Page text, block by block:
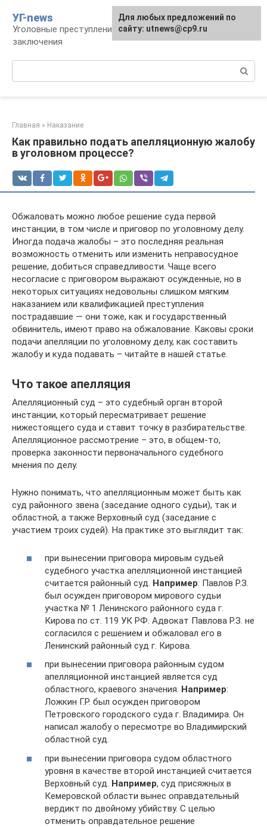
контенту
УГ-news
Уголовные преступления, наказания, места
заключения
Главная » Наказание
Как правильно подать апелляционную жалобу
в уголовном процессе?
Обжаловать можно любое решение суда первой
инстанции, в том числе и приговор по уголовному делу.
Иногда подача жалобы – это последняя реальная
возможность отменить или изменить неправосудное
решение, добиться справедливости. Чаще всего
несогласие с приговором выражают осужденные, но в
некоторых ситуациях недовольны слишком мягким
наказанием или квалификацией преступления
пострадавшие — они тоже, как и государственный
обвинитель, имеют право на обжалование. Каковы сроки
подачи апелляции по уголовному делу, как составить
жалобу и куда подавать – читайте в нашей статье.
Что такое апелляция
Апелляционный суд – это судебный орган второй
инстанции, который пересматривает решение
нижестоящего суда и ставит точку в разбирательстве.
Апелляционное рассмотрение – это, в общем-то,
проверка законности первоначального судебного
мнения по делу.
Нужно понимать, что апелляционным может быть как
суд районного звена (заседание одного судьи), так и
областной, а также Верховный суд (заседание с
участием троих судей). На практике это выглядит так:
при вынесении приговора мировым судьей
судебного участка апелляционной инстанцией
считается районный суд. Например: Павлов Р.З.
был осужден приговором мирового судьи
участка № 1 Ленинского районного суда г.
Кирова по ст. 119 УК РФ. Адвокат Павлова Р.З. не
согласился с решением и обжаловал его в
Ленинский районный суд г. Кирова.
при вынесении приговора районным судом
апелляционной инстанцией является суд
областного, краевого значения. Например:
Ложкин Г.Р. был осужден приговором
Петровского городского суда г. Владимира. Он
написал жалобу о пересмотре во Владимирский
областной суд.
при вынесении приговора судом областного
уровня в качестве второй инстанцией считается
Верховный суд. Например, суд присяжных в
Кемеровской области вынес оправдательный
вердикт по двойному убийству. С целью
отменить оправдательное решение
Для любых предложений по
сайту: utnews@cp9.ru